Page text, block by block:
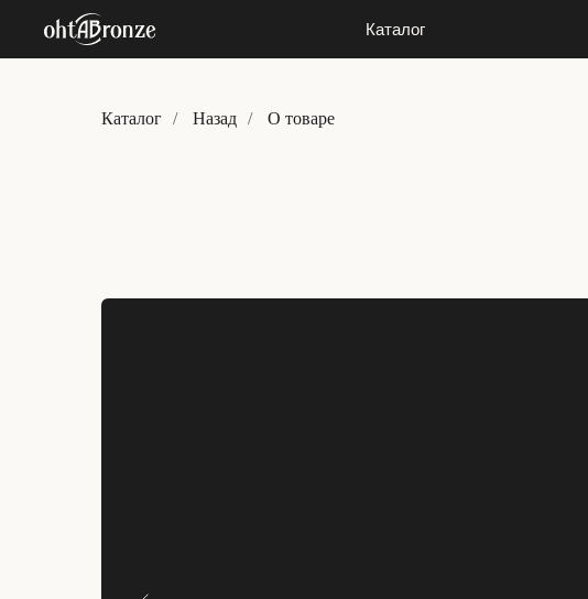
Каталог
Каталог
Каталог / Назад / О товаре